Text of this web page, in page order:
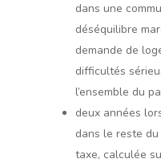
dans une
déséquilibre
demande de
difficultés
l’ensemble du
deux années
dans le reste
taxe, calculée